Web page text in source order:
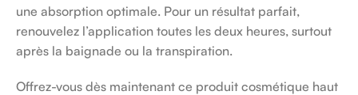
une absorption optimale. Pour un résultat parfait,
renouvelez l’application toutes les deux heures, surtout
après la baignade ou la transpiration.
Offrez-vous dès maintenant ce produit cosmétique haut